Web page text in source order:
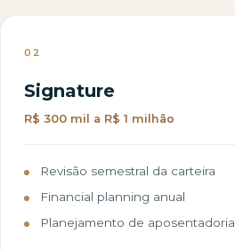
02
Signature
R$ 300 mil a R$ 1 milhão
Revisão semestral da carteira
Financial planning anual
Planejamento de aposentadoria